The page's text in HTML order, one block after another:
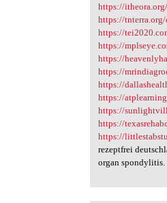
https://
https://
https://
https://
https://
https://
https://
https://
https://
https://
https://
rezeptfrei
organ spondylitis.